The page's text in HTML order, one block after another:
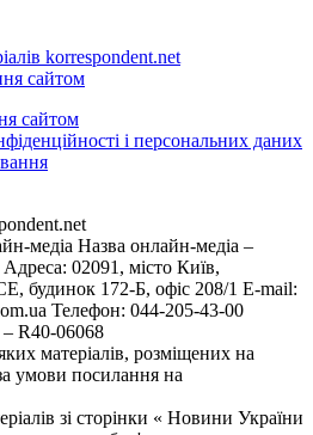
korrespondent.net
сайтом
сайтом
і персональних даних
медіа Назва онлайн-медіа –
02091, місто Київ,
172-Б, офіс 208/1 E-mail:
Телефон: 044-205-43-00
– R40-06068
матеріалів, розміщених на
умови посилання на
зі сторінки « Новини України